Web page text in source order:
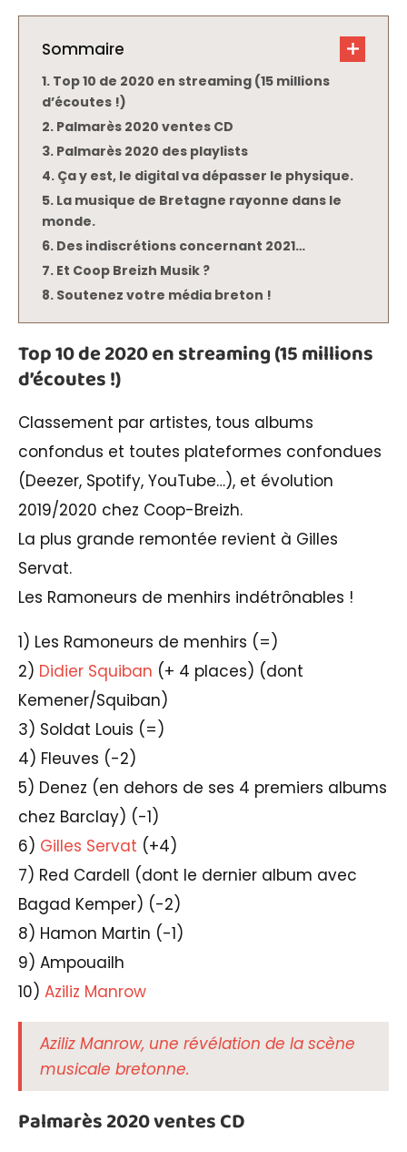
Sommaire
Top 10 de 2020 en streaming (15 millions
d’écoutes !)
Palmarès 2020 ventes CD
Palmarès 2020 des playlists
Ça y est, le digital va dépasser le physique.
La musique de Bretagne rayonne dans le
monde.
Des indiscrétions concernant 2021…
Et Coop Breizh Musik ?
Soutenez votre média breton !
Top 10 de 2020 en streaming (15 millions
d’écoutes !)
Classement par artistes, tous albums
confondus et toutes plateformes confondues
(Deezer, Spotify, YouTube…), et évolution
2019/2020 chez Coop-Breizh.
La plus grande remontée revient à Gilles
Servat.
Les Ramoneurs de menhirs indétrônables !
1) Les Ramoneurs de menhirs (=)
2) Didier Squiban (+ 4 places) (dont
Kemener/Squiban)
3) Soldat Louis (=)
4) Fleuves (-2)
5) Denez (en dehors de ses 4 premiers albums
chez Barclay) (-1)
6) Gilles Servat (+4)
7) Red Cardell (dont le dernier album avec
Bagad Kemper) (-2)
8) Hamon Martin (-1)
9) Ampouailh
10) Aziliz Manrow
Aziliz Manrow, une révélation de la scène
musicale bretonne.
Palmarès 2020 ventes CD